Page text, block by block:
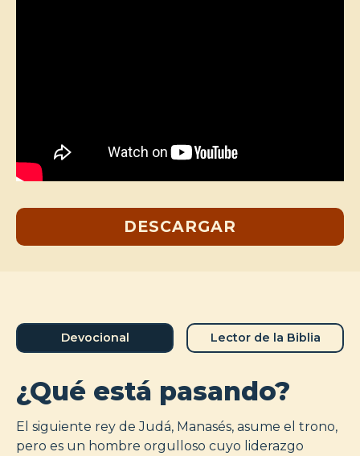
DESCARGAR
Devocional Lector de la Biblia
¿Qué está pasando?
El siguiente rey de Judá, Manasés, asume el trono,
pero es un hombre orgulloso cuyo liderazgo